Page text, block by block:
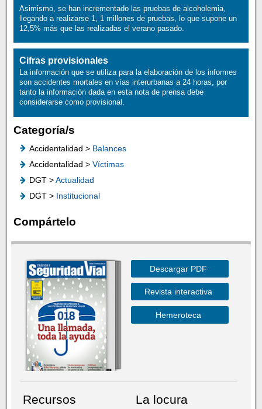
Asimismo, se han incrementado las pruebas de alcoholemia,
llegando a realizarse 1, 1 millones de pruebas, lo que supone un
12,5% más que las realizadas el verano pasado.
Cifras provisionales
La información que se utiliza para la elaboración de los informes
son accidentes mortales en vías interurbanas a 24 horas, por
tanto la información dada en esta nota de prensa debe
considerarse como provisional.
Categoría/s
Accidentalidad > Balances
Accidentalidad > Víctimas
DGT >Actualidad
DGT > Institucional
Compártelo
Descargar PDF
Revista interactiva
Hemeroteca
Recursos
La locura